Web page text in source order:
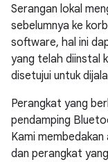
Serangan lokal
sebelumnya ke
software, hal ini
yang telah diinstal
disetujui untuk
Perangkat yang
pendamping
Kami
dan perangkat